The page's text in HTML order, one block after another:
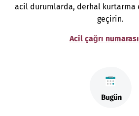
acil durumlarda, derhal kurtarma
geçirin.
Acil çağrı numarası